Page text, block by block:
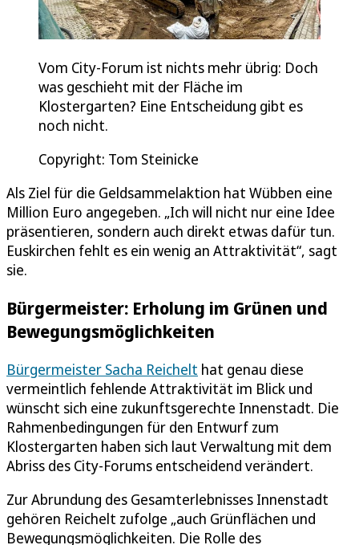
Vom City-Forum ist nichts mehr übrig: Doch
was geschieht mit der Fläche im
Klostergarten? Eine Entscheidung gibt es
noch nicht.
Copyright: Tom Steinicke
Als Ziel für die Geldsammelaktion hat Wübben eine
Million Euro angegeben. „Ich will nicht nur eine Idee
präsentieren, sondern auch direkt etwas dafür tun.
Euskirchen fehlt es ein wenig an Attraktivität“, sagt
sie.
Bürgermeister: Erholung im Grünen und
Bewegungsmöglichkeiten
Bürgermeister Sacha Reichelt hat genau diese
vermeintlich fehlende Attraktivität im Blick und
wünscht sich eine zukunftsgerechte Innenstadt. Die
Rahmenbedingungen für den Entwurf zum
Klostergarten haben sich laut Verwaltung mit dem
Abriss des City-Forums entscheidend verändert.
Zur Abrundung des Gesamterlebnisses Innenstadt
gehören Reichelt zufolge „auch Grünflächen und
Bewegungsmöglichkeiten. Die Rolle des